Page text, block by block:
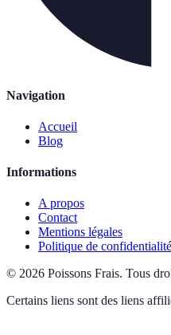
Navigation
Accueil
Blog
Informations
A propos
Contact
Mentions légales
Politique de confidentialité
© 2026 Poissons Frais. Tous
Certains liens sont des liens